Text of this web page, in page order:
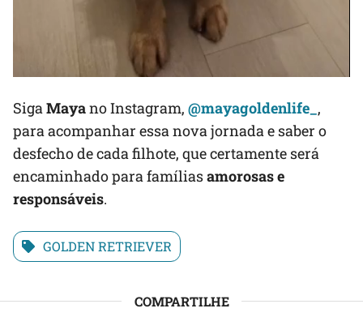
SigaMayano Instagram, @mayagoldenlife_ ,
para acompanhar essa nova jornada e saber o
desfecho de cada filhote, que certamente será
encaminhado para famíliasamorosas e
responsáveis.
GOLDEN RETRIEVER
COMPARTILHE